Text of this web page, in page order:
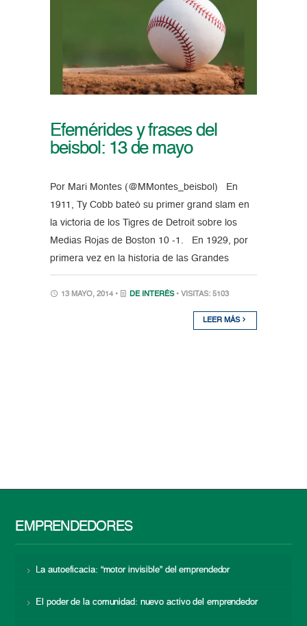
Efemérides y frases del
beisbol: 13 de mayo
Por Mari Montes (@MMontes_beisbol) En
1911, Ty Cobb bateó su primer grand slam en
la victoria de los Tigres de Detroit sobre los
Medias Rojas de Boston 10 -1. En 1929, por
primera vez en la historia de las Grandes
13 MAYO, 2014 • DE INTERÉS • VISITAS: 5103
LEER MÁS
EMPRENDEDORES
La autoeficacia: “motor invisible” del emprendedor
El poder de la comunidad: nuevo activo del emprendedor